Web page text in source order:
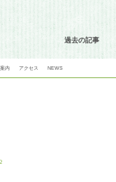
過去の記事
内 アクセス NEWS